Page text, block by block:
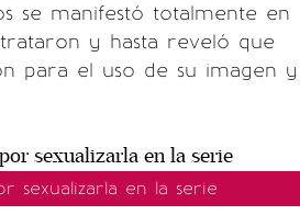
se manifestó totalmente en
y hasta reveló que
para el uso de su imagen y
sexualizarla en la serie